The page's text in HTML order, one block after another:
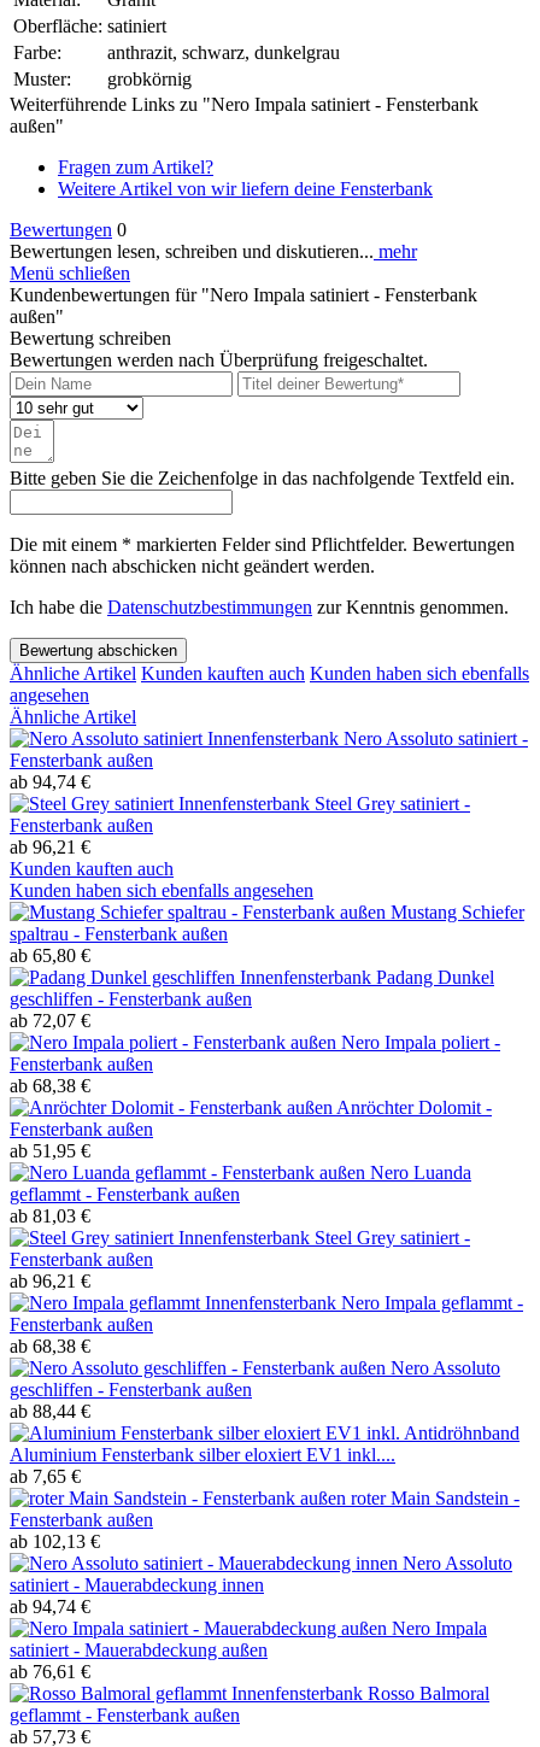
Oberfläche: satiniert
Farbe:
anthrazit, schwarz, dunkelgrau
Muster:
grobkörnig
Weiterführende Links zu "Nero Impala satiniert - Fensterbank
außen"
Fragen zum Artikel?
Weitere Artikel von wir liefern deine Fensterbank
Bewertungen 0
Bewertungen lesen, schreiben und diskutieren... mehr
Menü schließen
Kundenbewertungen für "Nero Impala satiniert - Fensterbank
außen"
Bewertung schreiben
Bewertungen werden nach Überprüfung freigeschaltet.
Bitte geben Sie die Zeichenfolge in das nachfolgende Textfeld ein.
Die mit einem * markierten Felder sind Pflichtfelder. Bewertungen
können nach abschicken nicht geändert werden.
Ich habe die Datenschutzbestimmungen zur Kenntnis genommen.
Bewertung abschicken
Ähnliche Artikel Kunden kauften auch Kunden haben sich ebenfalls
angesehen
Ähnliche Artikel
Nero Assoluto satiniert -
Fensterbank außen
ab 94,74 €
Steel Grey satiniert -
Fensterbank außen
ab 96,21 €
Kunden kauften auch
Kunden haben sich ebenfalls angesehen
Mustang Schiefer
spaltrau - Fensterbank außen
ab 65,80 €
Padang Dunkel
geschliffen - Fensterbank außen
ab 72,07 €
Nero Impala poliert -
Fensterbank außen
ab 68,38 €
Anröchter Dolomit -
Fensterbank außen
ab 51,95 €
Nero Luanda
geflammt - Fensterbank außen
ab 81,03 €
Steel Grey satiniert -
Fensterbank außen
ab 96,21 €
Nero Impala geflammt -
Fensterbank außen
ab 68,38 €
Nero Assoluto
geschliffen - Fensterbank außen
ab 88,44 €
Aluminium Fensterbank silber eloxiert EV1 inkl....
ab 7,65 €
roter Main Sandstein -
Fensterbank außen
ab 102,13 €
Nero Assoluto
satiniert - Mauerabdeckung innen
ab 94,74 €
Nero Impala
satiniert - Mauerabdeckung außen
ab 76,61 €
Rosso Balmoral
geflammt - Fensterbank außen
ab 57,73 €